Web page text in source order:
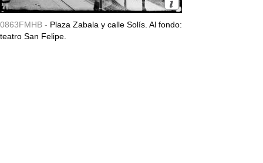
0863FMHB - Plaza Zabala y calle Solís. Al fondo:
teatro San Felipe.